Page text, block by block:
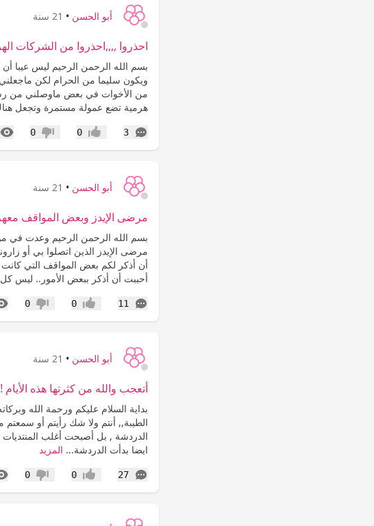
أبو الحسن • 21 سنة
احذروا ,,,,احذروا من الشركات
بسم الله الرحمن الرحيم ليس عيبا
ويكون سليما من الحرام لكن
من الأخوات في بعض ماوصلني من
هرمية تضع عمولة مستمرة وتجعل
3
التعليقات إعجاب0 عدم إعجاب
0
أبو الحسن • 21 سنة
مرضى الإيدز وبعض المواقف
بسم الله الرحمن الرحيم وعدت
مرضى الإيدز الذين اتصلوا بي أو
أن أذكر لكم بعض المواقف التي
أحببت أن أذكر ببعض الأمور.. ليس
11
التعليقات إعجاب0 عدم إعجاب
0
أبو الحسن • 21 سنة
أتعجب والله من كثرتها هذه
بداية السلام عليكم ورحمة الله
الطيبة,, أنتم ولا شك رأيتم أو سمعتم
الدردشة , بل أصبحت أغلب المنتديات
ايضا بدأت الدردشة... المزيد
27
التعليقات إعجاب0 عدم إعجاب
0